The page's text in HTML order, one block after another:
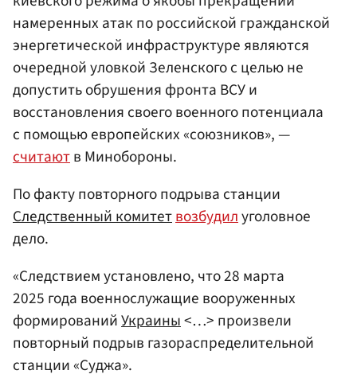
намеренных атак по российской гражданской
энергетической инфраструктуре являются
очередной уловкой Зеленского с целью не
допустить обрушения фронта ВСУ и
восстановления своего военного потенциала
с помощью европейских «союзников», —
считаютв Минобороны.
По факту повторного подрыва станции
Следственный комитетвозбудилуголовное
дело.
«Следствием установлено, что 28 марта
2025 года военнослужащие вооруженных
формированийУкраины<…> произвели
повторный подрыв газораспределительной
станции «Суджа».